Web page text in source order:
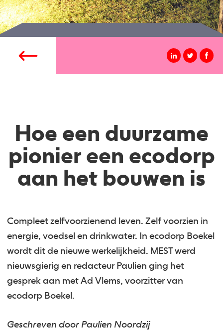
Hoe een duurzame
pionier een ecodorp
aan het bouwen is
Compleet zelfvoorzienend leven. Zelf voorzien in
energie, voedsel en drinkwater. In ecodorp Boekel
wordt dit de nieuwe werkelijkheid. MEST werd
nieuwsgierig en redacteur Paulien ging het
gesprek aan met Ad Vlems, voorzitter van
ecodorp Boekel.
Geschreven door Paulien Noordzij